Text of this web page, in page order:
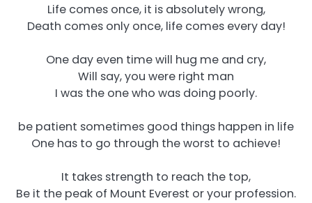
Life comes once, it is absolutely wrong,
Death comes only once, life comes every day!
One day even time will hug me and cry,
Will say, you were right man
I was the one who was doing poorly.
be patient sometimes good things happen in life
One has to go through the worst to achieve!
It takes strength to reach the top,
Be it the peak of Mount Everest or your profession.